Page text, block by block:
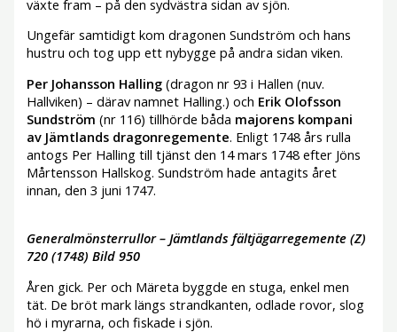
växte fram – på den sydvästra sidan av sjön.
Ungefär samtidigt kom dragonen Sundström och hans
hustru och tog upp ett nybygge på andra sidan viken.
Per Johansson Halling (dragon nr 93 i Hallen (nuv.
Hallviken) – därav namnet Halling.) och Erik Olofsson
Sundström (nr 116) tillhörde båda majorens kompani
av Jämtlands dragonregemente. Enligt 1748 års rulla
antogs Per Halling till tjänst den 14 mars 1748 efter Jöns
Mårtensson Hallskog. Sundström hade antagits året
innan, den 3 juni 1747.
Generalmönsterrullor – Jämtlands fältjägarregemente (Z)
720 (1748) Bild 950
Åren gick. Per och Märeta byggde en stuga, enkel men
tät. De bröt mark längs strandkanten, odlade rovor, slog
hö i myrarna, och fiskade i sjön.